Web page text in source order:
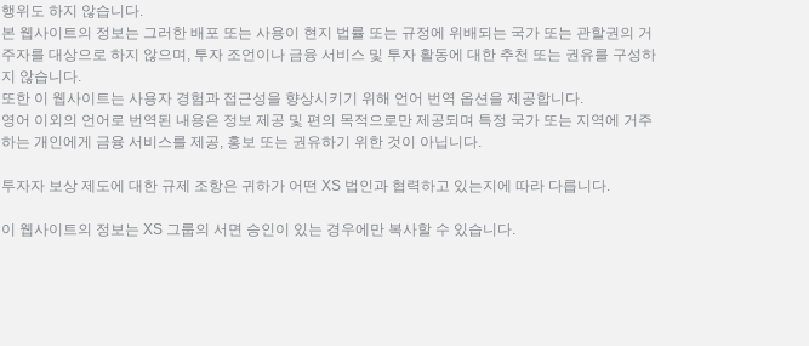
행위도 하지 않습니다.
본 웹사이트의 정보는 그러한 배포 또는 사용이 현지 법률 또는 규정에 위배되는 국가 또는 관할권의 거
주자를 대상으로 하지 않으며, 투자 조언이나 금융 서비스 및 투자 활동에 대한 추천 또는 권유를 구성하
지 않습니다.
또한 이 웹사이트는 사용자 경험과 접근성을 향상시키기 위해 언어 번역 옵션을 제공합니다.
영어 이외의 언어로 번역된 내용은 정보 제공 및 편의 목적으로만 제공되며 특정 국가 또는 지역에 거주
하는 개인에게 금융 서비스를 제공, 홍보 또는 권유하기 위한 것이 아닙니다.
투자자 보상 제도에 대한 규제 조항은 귀하가 어떤 XS 법인과 협력하고 있는지에 따라 다릅니다.
이 웹사이트의 정보는 XS 그룹의 서면 승인이 있는 경우에만 복사할 수 있습니다.